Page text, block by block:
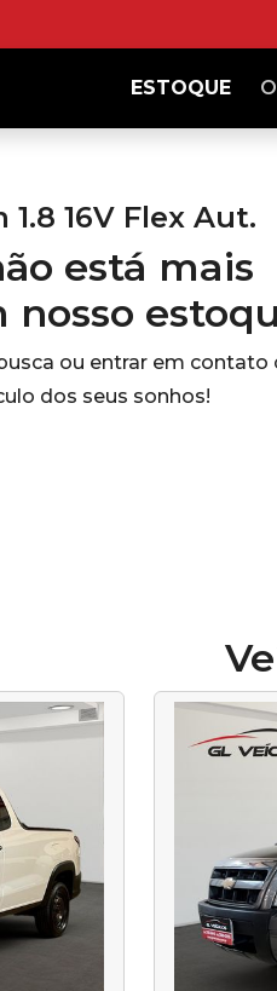
ESTOQUE
16V Flex Aut.
está mais
ou entrar em contato
dos seus sonhos!